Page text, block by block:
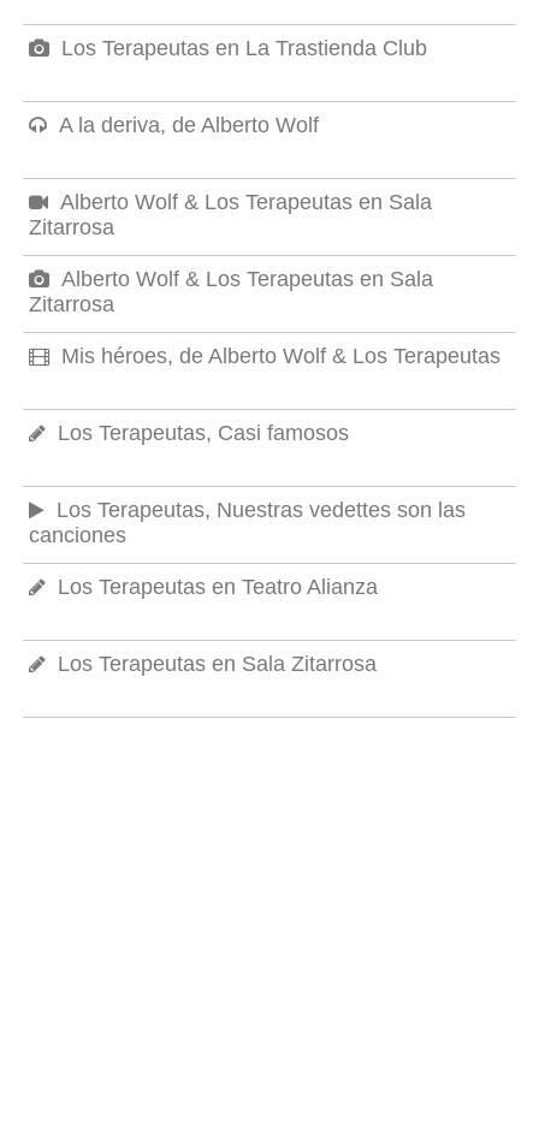
Los Terapeutas en La Trastienda Club
A la deriva, de Alberto Wolf
Alberto Wolf & Los Terapeutas en Sala
Zitarrosa
Alberto Wolf & Los Terapeutas en Sala
Zitarrosa
Mis héroes, de Alberto Wolf & Los Terapeutas
Los Terapeutas, Casi famosos
Los Terapeutas, Nuestras vedettes son las
canciones
Los Terapeutas en Teatro Alianza
Los Terapeutas en Sala Zitarrosa